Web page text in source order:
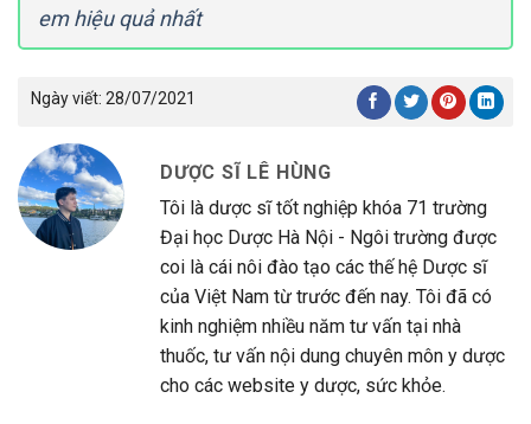
em hiệu quả nhất
Ngày viết: 28/07/2021
DƯỢC SĨ LÊ HÙNG
Tôi là dược sĩ tốt nghiệp khóa 71 trường
Đại học Dược Hà Nội - Ngôi trường được
coi là cái nôi đào tạo các thế hệ Dược sĩ
của Việt Nam từ trước đến nay. Tôi đã có
kinh nghiệm nhiều năm tư vấn tại nhà
thuốc, tư vấn nội dung chuyên môn y dược
cho các website y dược, sức khỏe.